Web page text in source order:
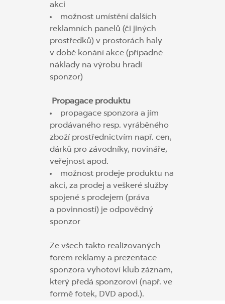
akci
možnost umístění dalších
reklamních panelů (či jiných
prostředků) v prostorách haly
v době konání akce (případné
náklady na výrobu hradí
sponzor)
Propagace produktu
propagace sponzora a jím
prodávaného resp. vyráběného
zboží prostřednictvím např. cen,
dárků pro závodníky, novináře,
veřejnost apod.
možnost prodeje produktu na
akci, za prodej a veškeré služby
spojené s prodejem (práva
a povinnosti) je odpovědný
sponzor
Ze všech takto realizovaných
forem reklamy a prezentace
sponzora vyhotoví klub záznam,
který předá sponzorovi (např. ve
formě fotek, DVD apod.).